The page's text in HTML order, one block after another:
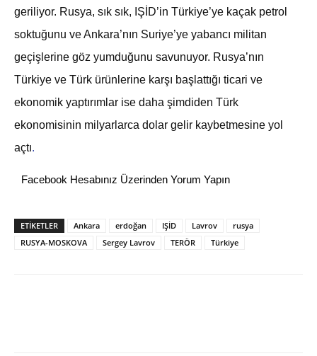
geriliyor. Rusya, sık sık, IŞİD’in Türkiye’ye kaçak petrol
soktuğunu ve Ankara’nın Suriye’ye yabancı militan
geçişlerine göz yumduğunu savunuyor. Rusya’nın
Türkiye ve Türk ürünlerine karşı başlattığı ticari ve
ekonomik yaptırımlar ise daha şimdiden Türk
ekonomisinin milyarlarca dolar gelir kaybetmesine yol
açtı.
Facebook Hesabınız Üzerinden Yorum Yapın
ETİKETLER Ankara erdoğan IŞİD Lavrov
rusya
RUSYA-MOSKOVA
Sergey Lavrov TERÖR Türkiye